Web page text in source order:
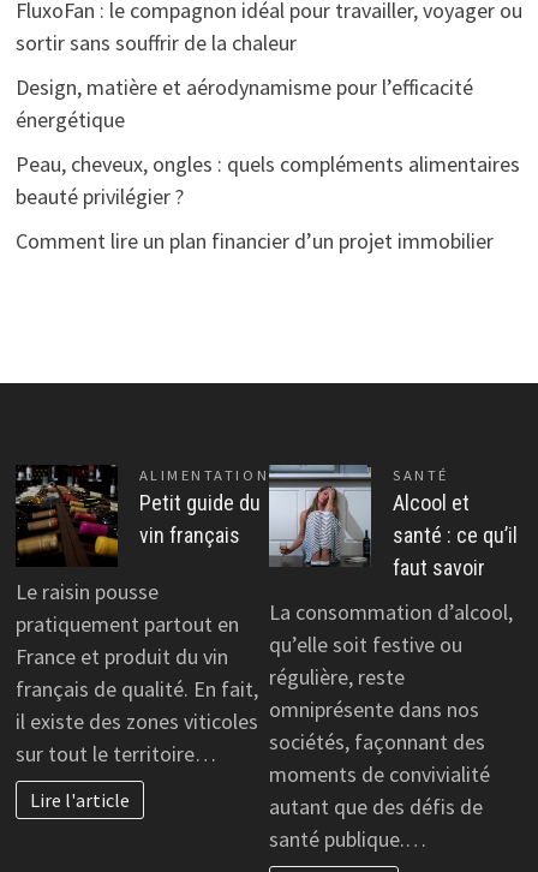
FluxoFan : le compagnon idéal pour travailler, voyager ou
sortir sans souffrir de la chaleur
Design, matière et aérodynamisme pour l’efficacité
énergétique
Peau, cheveux, ongles : quels compléments alimentaires
beauté privilégier ?
Comment lire un plan financier d’un projet immobilier
ALIMENTATION
Petit guide du
vin français
Le raisin pousse
pratiquement partout en
France et produit du vin
français de qualité. En fait,
il existe des zones viticoles
sur tout le territoire…
Lire l'article
SANTÉ
Alcool et
santé : ce qu’il
faut savoir
La consommation d’alcool,
qu’elle soit festive ou
régulière, reste
omniprésente dans nos
sociétés, façonnant des
moments de convivialité
autant que des défis de
santé publique.…